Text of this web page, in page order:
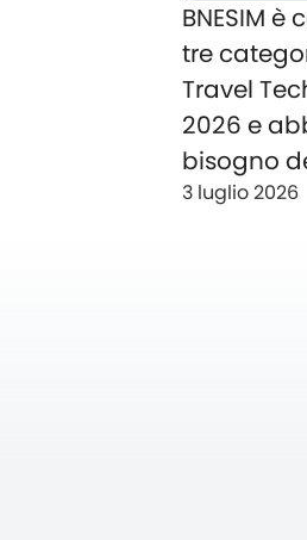
BNESIM
tre
Travel
2026 e
bisogno
3 luglio 2026